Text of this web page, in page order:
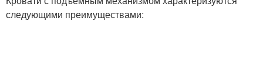
следующими преимуществами: